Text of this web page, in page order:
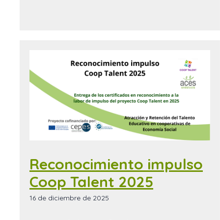
Reconocimiento impulso
Coop Talent 2025
16 de diciembre de 2025